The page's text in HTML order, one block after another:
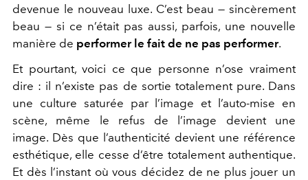
devenue le nouveau luxe. C’est beau — sincèrement
beau — si ce n’était pas aussi, parfois, une nouvelle
manière de performer le fait de ne pas performer.
Et pourtant, voici ce que personne n’ose vraiment
dire : il n’existe pas de sortie totalement pure. Dans
une culture saturée par l’image et l’auto-mise en
scène, même le refus de l’image devient une
image. Dès que l’authenticité devient une référence
esthétique, elle cesse d’être totalement authentique.
Et dès l’instant où vous décidez de ne plus jouer un